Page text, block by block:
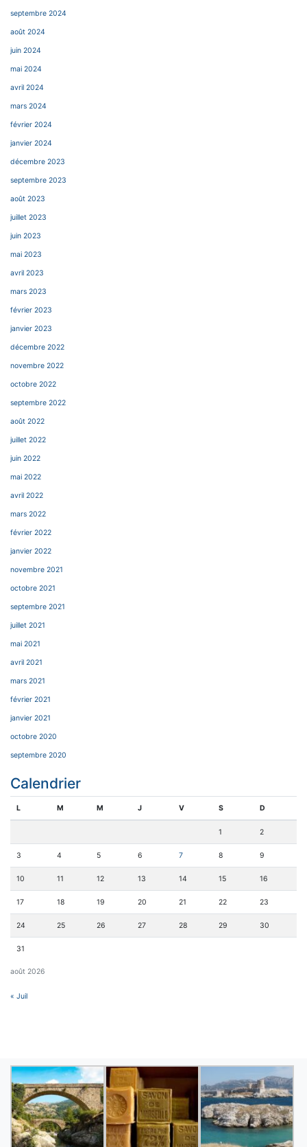
septembre 2024
août 2024
juin 2024
mai 2024
avril 2024
mars 2024
février 2024
janvier 2024
décembre 2023
septembre 2023
août 2023
juillet 2023
juin 2023
mai 2023
avril 2023
mars 2023
février 2023
janvier 2023
décembre 2022
novembre 2022
octobre 2022
septembre 2022
août 2022
juillet 2022
juin 2022
mai 2022
avril 2022
mars 2022
février 2022
janvier 2022
novembre 2021
octobre 2021
septembre 2021
juillet 2021
mai 2021
avril 2021
mars 2021
février 2021
janvier 2021
octobre 2020
septembre 2020
Calendrier
août 2026
L M M J V S D
1 2
3 4 5 6 7 8 9
10 11 12 13 14 15 16
17 18 19 20 21 22 23
24 25 26 27 28 29 30
31
« Juil